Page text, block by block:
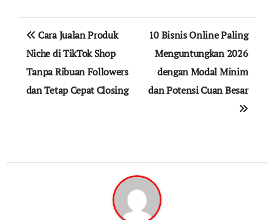
Navigasi
pos
Cara Jualan Produk
Niche di TikTok Shop
Tanpa Ribuan Followers
dan Tetap Cepat Closing
10 Bisnis Online Paling
Menguntungkan 2026
dengan Modal Minim
dan Potensi Cuan Besar